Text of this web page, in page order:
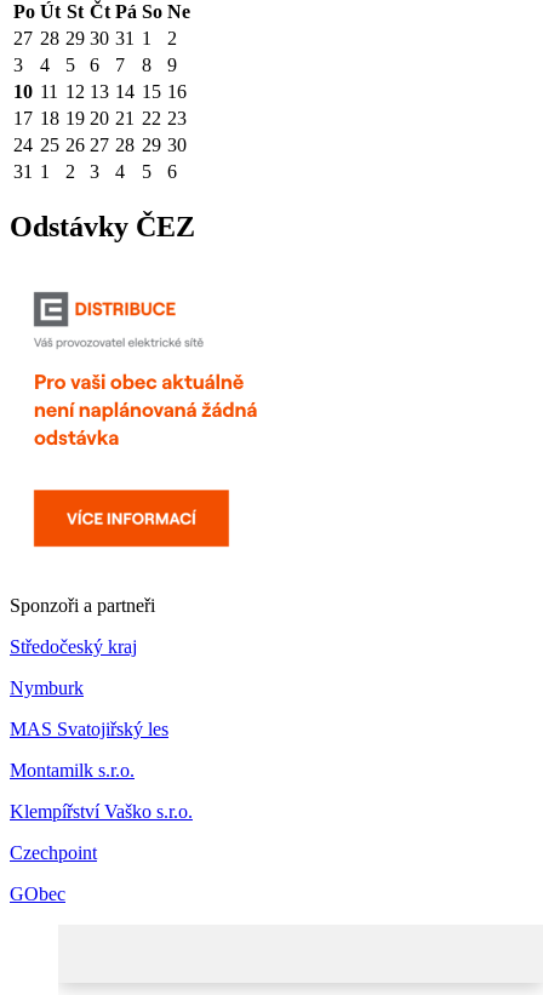
Po Út St Čt Pá So Ne
27 28 29 30 31 1
2
3
4 5 6 7 8
9
10 11 12 13 14 15 16
17 18 19 20 21 22 23
24 25 26 27 28 29 30
31 1 2 3 4 5 6
Odstávky ČEZ
Sponzoři a partneři
Středočeský kraj
Nymburk
MAS Svatojiřský les
Montamilk s.r.o.
Klempířství Vaško s.r.o.
Czechpoint
GObec